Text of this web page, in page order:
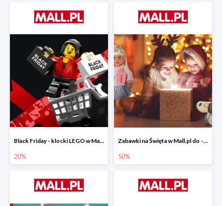
Black Friday - klocki LEGO w Mall.pl do -20%
20%
Zabawki na Święta w Mall.pl do -50%
50%